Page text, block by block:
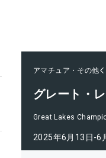
アマチュア・その他
グレート・
Great Lakes
2025年6月13日-6